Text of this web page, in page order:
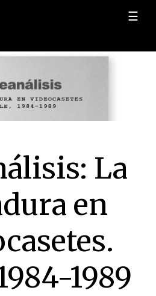
☰
La
en
1989